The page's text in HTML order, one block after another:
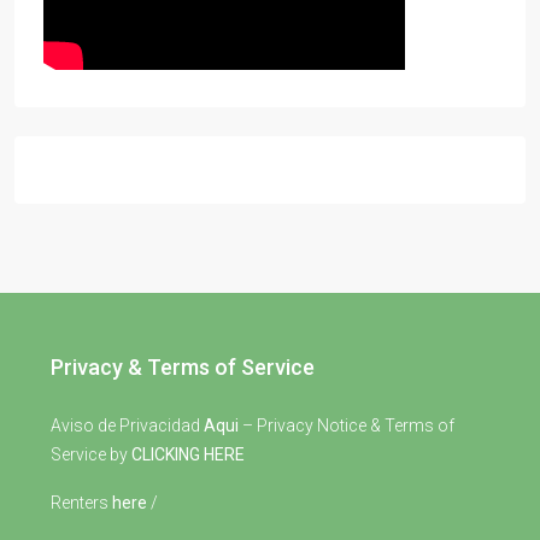
Privacy & Terms of Service
Aviso de Privacidad Aqui – Privacy Notice & Terms of
Service byCLICKING HERE
Renters here /